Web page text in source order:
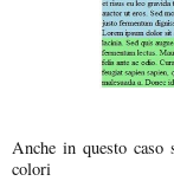
Anche in questo
colori